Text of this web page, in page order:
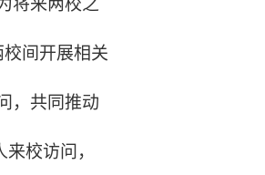
将来两校之
间开展相关
，共同推动
校访问，